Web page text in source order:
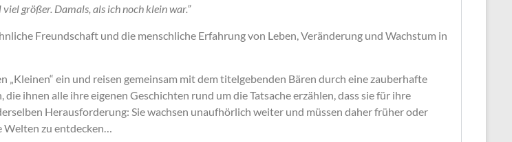
größer. Damals, als ich noch klein war.”
Freundschaft und die menschliche Erfahrung von Leben, Veränderung und Wachstum in
ein und reisen gemeinsam mit dem titelgebenden Bären durch eine zauberhafte
ihnen alle ihre eigenen Geschichten rund um die Tatsache erzählen, dass sie für ihre
Herausforderung: Sie wachsen unaufhörlich weiter und müssen daher früher oder
zu entdecken…